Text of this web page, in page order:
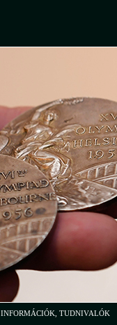
INFORMÁCIÓK, TUDNIVALÓK